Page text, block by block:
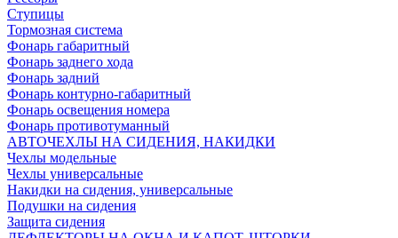
Ступицы
Тормозная система
Фонарь габаритный
Фонарь заднего хода
Фонарь задний
Фонарь контурно-габаритный
Фонарь освещения номера
Фонарь противотуманный
АВТОЧЕХЛЫ НА СИДЕНИЯ, НАКИДКИ
Чехлы модельные
Чехлы универсальные
Накидки на сидения, универсальные
Подушки на сидения
Защита сидения